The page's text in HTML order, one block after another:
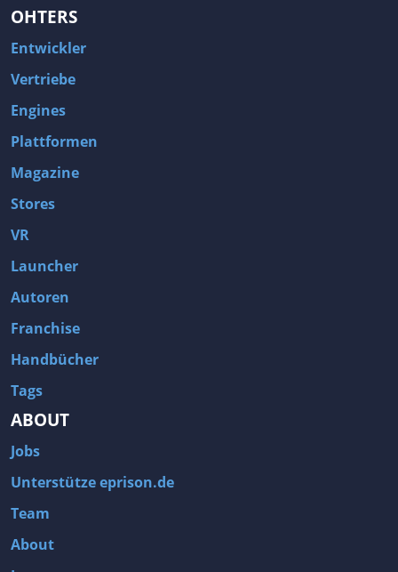
OHTERS
Entwickler
Vertriebe
Engines
Plattformen
Magazine
Stores
VR
Launcher
Autoren
Franchise
Handbücher
Tags
ABOUT
Jobs
Unterstütze eprison.de
Team
About